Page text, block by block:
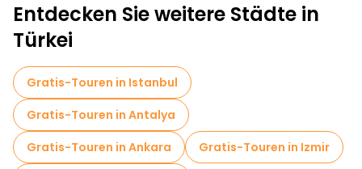
Entdecken Sie weitere Städte in
Türkei
Gratis-Touren in Istanbul
Gratis-Touren in Antalya
Gratis-Touren in Ankara
Gratis-Touren in Izmir